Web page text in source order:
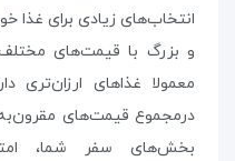
انتخاب‌های زیادی برای غذا
و بزرگ با قیمت‌های
معمولا غذاهای ارزان‌تری
درمجموع قیمت‌های
بخش‌های سفر شما،